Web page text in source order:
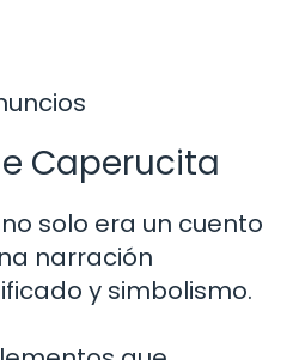
Caperucita
solo era un cuento
narración
y simbolismo.